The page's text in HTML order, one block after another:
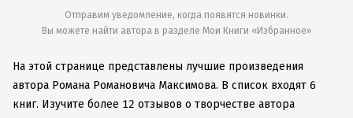
Отправим уведомление, когда появятся новинки.
Вы можете найти автора в разделе Мои Книги «Избранное»
На этой странице представлены лучшие произведения
автора Романа Романовича Максимова. В список входят 6
книг. Изучите более 12 отзывов о творчестве автора